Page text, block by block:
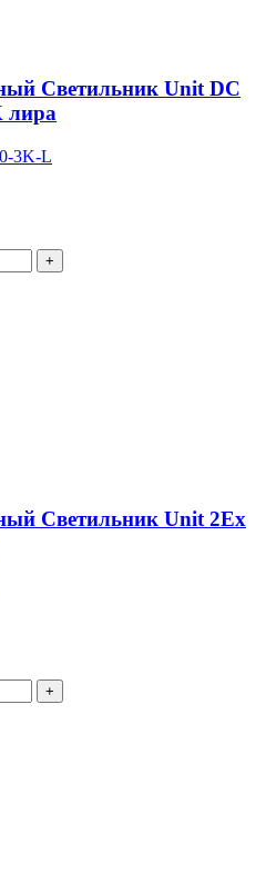
Светильник Unit DC
лира
3K-L
+
Светильник Unit 2Ex
+